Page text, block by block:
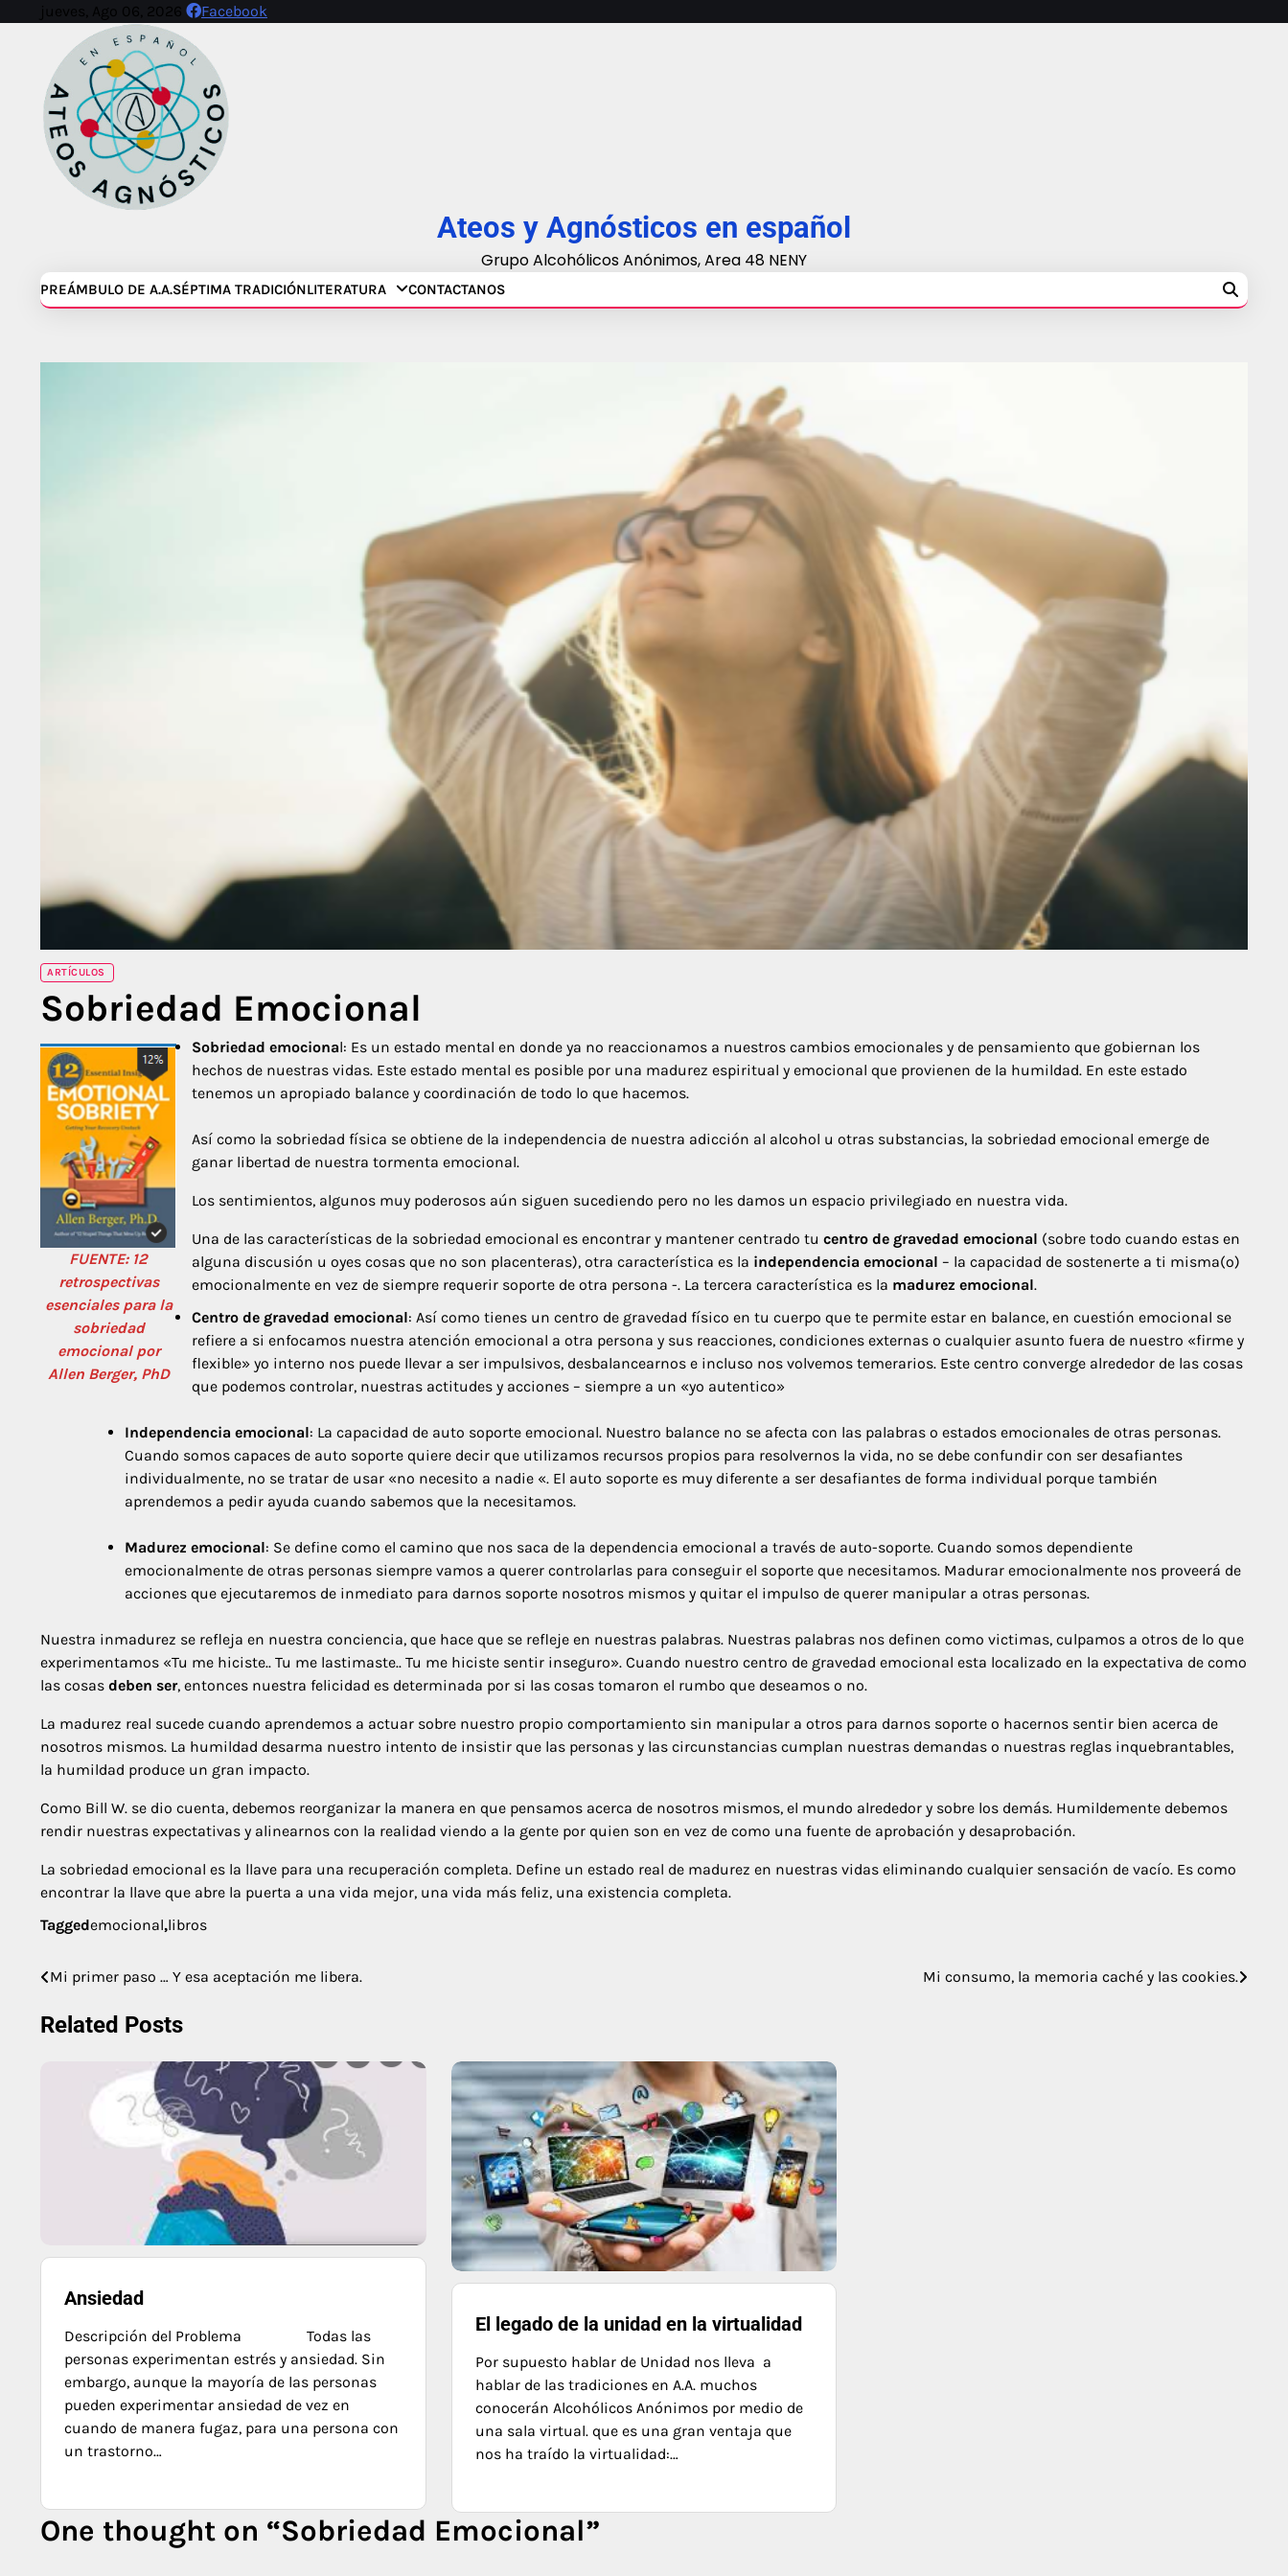
jueves, Ago 06, 2026 Facebook
Ateos y Agnósticos en español
Grupo Alcohólicos Anónimos, Area 48 NENY
PREÁMBULO DE A.A.SÉPTIMA TRADICIÓNLITERATURA CONTACTANOS
ARTÍCULOS
Sobriedad Emocional
FUENTE: 12
retrospectivas
esenciales para la
sobriedad
emocional por
Allen Berger, PhD
Sobriedad emocional: Es un estado mental en donde ya no reaccionamos a nuestros cambios emocionales y de pensamiento que gobiernan los
hechos de nuestras vidas. Este estado mental es posible por una madurez espiritual y emocional que provienen de la humildad. En este estado
tenemos un apropiado balance y coordinación de todo lo que hacemos.
Así como la sobriedad física se obtiene de la independencia de nuestra adicción al alcohol u otras substancias, la sobriedad emocional emerge de
ganar libertad de nuestra tormenta emocional.
Los sentimientos, algunos muy poderosos aún siguen sucediendo pero no les damos un espacio privilegiado en nuestra vida.
Una de las características de la sobriedad emocional es encontrar y mantener centrado tu centro de gravedad emocional (sobre todo cuando estas en
alguna discusión u oyes cosas que no son placenteras), otra característica es la independencia emocional – la capacidad de sostenerte a ti misma(o)
emocionalmente en vez de siempre requerir soporte de otra persona -. La tercera característica es la madurez emocional.
Centro de gravedad emocional: Así como tienes un centro de gravedad físico en tu cuerpo que te permite estar en balance, en cuestión emocional se
refiere a si enfocamos nuestra atención emocional a otra persona y sus reacciones, condiciones externas o cualquier asunto fuera de nuestro «firme y
flexible» yo interno nos puede llevar a ser impulsivos, desbalancearnos e incluso nos volvemos temerarios. Este centro converge alrededor de las cosas
que podemos controlar, nuestras actitudes y acciones – siempre a un «yo autentico»
Independencia emocional: La capacidad de auto soporte emocional. Nuestro balance no se afecta con las palabras o estados emocionales de otras personas.
Cuando somos capaces de auto soporte quiere decir que utilizamos recursos propios para resolvernos la vida, no se debe confundir con ser desafiantes
individualmente, no se tratar de usar «no necesito a nadie «. El auto soporte es muy diferente a ser desafiantes de forma individual porque también
aprendemos a pedir ayuda cuando sabemos que la necesitamos.
Madurez emocional: Se define como el camino que nos saca de la dependencia emocional a través de auto-soporte. Cuando somos dependiente
emocionalmente de otras personas siempre vamos a querer controlarlas para conseguir el soporte que necesitamos. Madurar emocionalmente nos proveerá de
acciones que ejecutaremos de inmediato para darnos soporte nosotros mismos y quitar el impulso de querer manipular a otras personas.
Nuestra inmadurez se refleja en nuestra conciencia, que hace que se refleje en nuestras palabras. Nuestras palabras nos definen como victimas, culpamos a otros de lo que
experimentamos «Tu me hiciste.. Tu me lastimaste.. Tu me hiciste sentir inseguro». Cuando nuestro centro de gravedad emocional esta localizado en la expectativa de como
las cosas deben ser, entonces nuestra felicidad es determinada por si las cosas tomaron el rumbo que deseamos o no.
La madurez real sucede cuando aprendemos a actuar sobre nuestro propio comportamiento sin manipular a otros para darnos soporte o hacernos sentir bien acerca de
nosotros mismos. La humildad desarma nuestro intento de insistir que las personas y las circunstancias cumplan nuestras demandas o nuestras reglas inquebrantables,
la humildad produce un gran impacto.
Como Bill W. se dio cuenta, debemos reorganizar la manera en que pensamos acerca de nosotros mismos, el mundo alrededor y sobre los demás. Humildemente debemos
rendir nuestras expectativas y alinearnos con la realidad viendo a la gente por quien son en vez de como una fuente de aprobación y desaprobación.
La sobriedad emocional es la llave para una recuperación completa. Define un estado real de madurez en nuestras vidas eliminando cualquier sensación de vacío. Es como
encontrar la llave que abre la puerta a una vida mejor, una vida más feliz, una existencia completa.
Taggedemocional,libros
Navegación
de
Mi primer paso … Y esa aceptación me libera. Mi consumo, la memoria caché y las cookies.
Related Posts
Ansiedad
Descripción del Problema Todas las
personas experimentan estrés y ansiedad. Sin
embargo, aunque la mayoría de las personas
pueden experimentar ansiedad de vez en
cuando de manera fugaz, para una persona con
un trastorno…
El legado de la unidad en la virtualidad
Por supuesto hablar de Unidad nos lleva a
hablar de las tradiciones en A.A. muchos
conocerán Alcohólicos Anónimos por medio de
una sala virtual. que es una gran ventaja que
nos ha traído la virtualidad:…
One thought on “Sobriedad Emocional”